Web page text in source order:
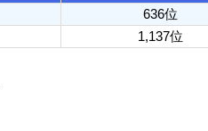
636位
1,137位